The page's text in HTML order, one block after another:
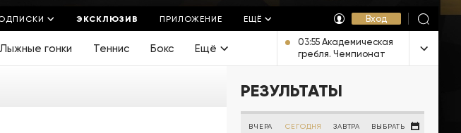
ЭКСКЛЮЗИВ ПРИЛОЖЕНИЕ ЕЩЁ Вход
Лыжные гонки Теннис Бокс Ещё
03:55 Академическая
гребля. Чемпионат
Европы. Трансляция из
РЕЗУЛЬТАТЫ
ВЧЕРА СЕГОДНЯ ЗАВТРА ВЫБРАТЬ